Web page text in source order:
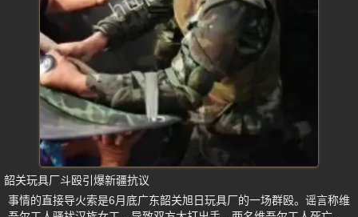
韶关玩具厂斗殴引爆新疆抗议
事情的直接导火索是6月底广东韶关旭日玩具厂的一场群殴。谣言称维